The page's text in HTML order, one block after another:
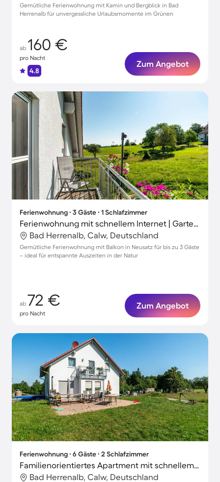
Gemütliche Ferienwohnung mit Kamin und Bergblick in Bad
Herrenalb für unvergessliche Urlaubsmomente im Grünen
ab 160 €
pro Nacht
4.8
Zum Angebot
Ferienwohnung ∙ 3 Gäste ∙ 1 Schlafzimmer
Ferienwohnung mit schnellem Internet | Gartenblick
Bad Herrenalb, Calw, Deutschland
Gemütliche Ferienwohnung mit Balkon in Neusatz für bis zu 3 Gäste
– ideal für entspannte Auszeiten in der Natur
ab 72 €
pro Nacht
Zum Angebot
Ferienwohnung ∙ 6 Gäste ∙ 2 Schlafzimmer
Familienorientiertes Apartment mit schnellem Internet | Gartenblick | Perfekt für die Arbeit von Zuhause
Bad Herrenalb, Calw, Deutschland